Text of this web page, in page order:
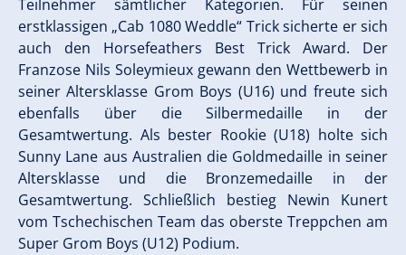
Teilnehmer sämtlicher Kategorien. Für seinen
erstklassigen „Cab 1080 Weddle“ Trick sicherte er sich
auch den Horsefeathers Best Trick Award. Der
Franzose Nils Soleymieux gewann den Wettbewerb in
seiner Altersklasse Grom Boys (U16) und freute sich
ebenfalls über die Silbermedaille in der
Gesamtwertung. Als bester Rookie (U18) holte sich
Sunny Lane aus Australien die Goldmedaille in seiner
Altersklasse und die Bronzemedaille in der
Gesamtwertung. Schließlich bestieg Newin Kunert
vom Tschechischen Team das oberste Treppchen am
Super Grom Boys (U12) Podium.